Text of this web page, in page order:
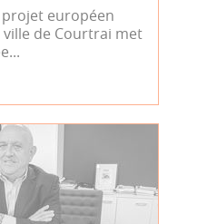
européen
ville de Courtrai met